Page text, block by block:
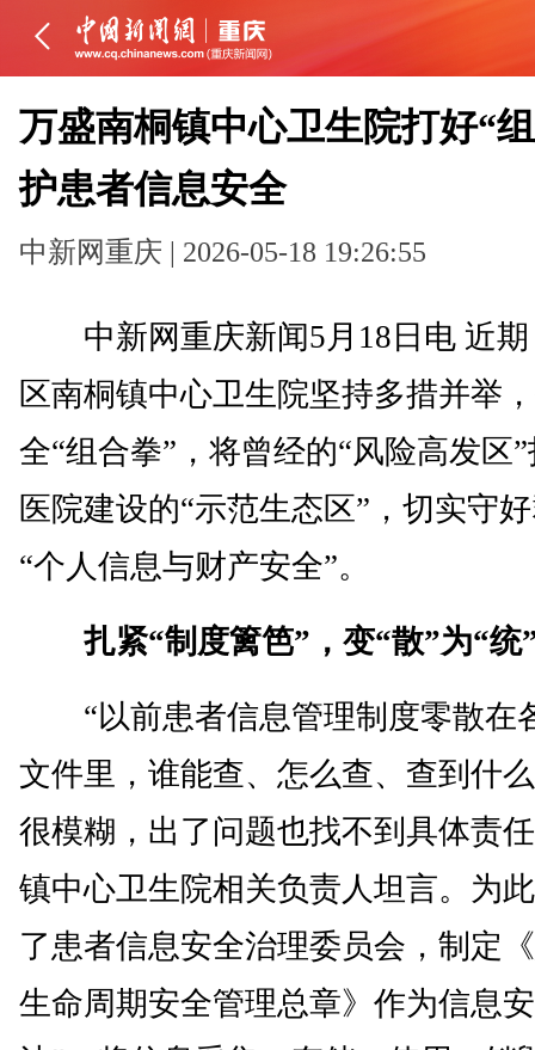
万盛南桐镇中心卫生院打好“
护患者信息安全
中新网重庆 | 2026-05-18 19:26:55
中新网重庆新闻5月18日电 近期
区南桐镇中心卫生院坚持多措并举
全“组合拳”，将曾经的“风险高发区
医院建设的“示范生态区”，切实守
“个人信息与财产安全”。
扎紧“制度篱笆”，变“散”为“统
“以前患者信息管理制度零散在
文件里，谁能查、怎么查、查到什
很模糊，出了问题也找不到具体责
镇中心卫生院相关负责人坦言。为
了患者信息安全治理委员会，制定
生命周期安全管理总章》作为信息